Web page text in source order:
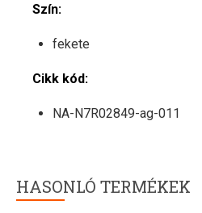
Szín:
fekete
Cikk kód:
NA-N7R02849-ag-011
HASONLÓ TERMÉKEK